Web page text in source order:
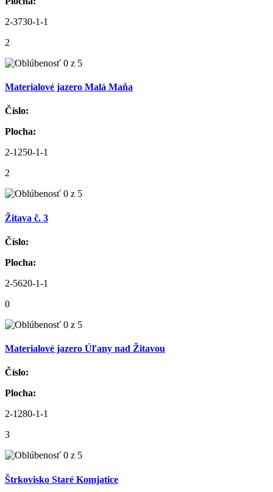
2-3730-1-1
2
Materialové jazero Malá Maňa
Číslo:
Plocha:
2-1250-1-1
2
Žitava č. 3
Číslo:
Plocha:
2-5620-1-1
0
Materialové jazero Úľany nad Žitavou
Číslo:
Plocha:
2-1280-1-1
3
Štrkovisko Staré Komjatice